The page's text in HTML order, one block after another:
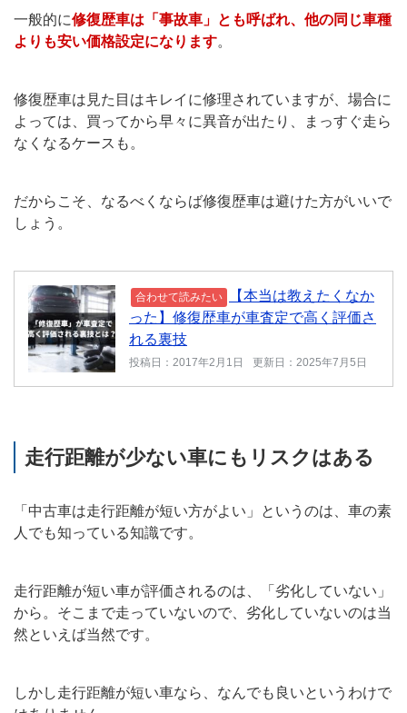
一般的に修復歴車は「事故車」とも呼ばれ、他の同じ車種
よりも安い価格設定になります。
修復歴車は見た目はキレイに修理されていますが、場合に
よっては、買ってから早々に異音が出たり、まっすぐ走ら
なくなるケースも。
だからこそ、なるべくならば修復歴車は避けた方がいいで
しょう。
合わせて読みたい
【本当は教えたくなか
った】修復歴車が車査定で高く評価さ
れる裏技
投稿日：2017年2月1日 更新日：2025年7月5日
走行距離が少ない車にもリスクはある
「中古車は走行距離が短い方がよい」というのは、車の素
人でも知っている知識です。
走行距離が短い車が評価されるのは、「劣化していない」
から。そこまで走っていないので、劣化していないのは当
然といえば当然です。
しかし走行距離が短い車なら、なんでも良いというわけで